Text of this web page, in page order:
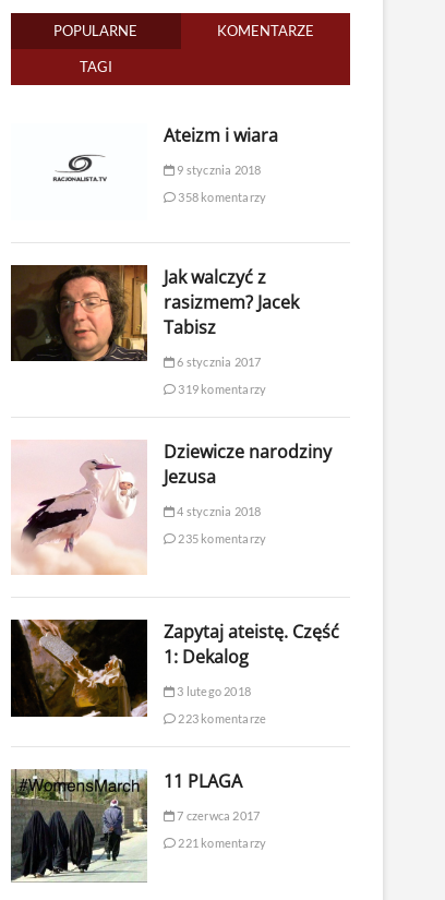
POPULARNE KOMENTARZE
TAGI
Ateizm i wiara
9 stycznia 2018
358 komentarzy
Jak walczyć z
rasizmem? Jacek
Tabisz
6 stycznia 2017
319 komentarzy
Dziewicze narodziny
Jezusa
4 stycznia 2018
235 komentarzy
Zapytaj ateistę. Część
1: Dekalog
3 lutego 2018
223 komentarze
11 PLAGA
7 czerwca 2017
221 komentarzy